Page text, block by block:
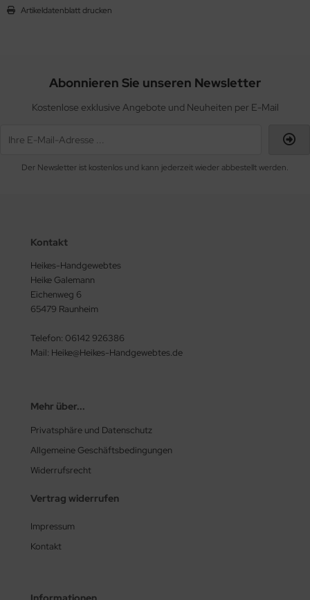
Artikeldatenblatt drucken
Abonnieren Sie unseren Newsletter
Kostenlose exklusive Angebote und Neuheiten per E-Mail
Der Newsletter ist kostenlos und kann jederzeit wieder abbestellt werden.
Kontakt
Heikes-Handgewebtes
Heike Galemann
Eichenweg 6
65479 Raunheim
Telefon: 06142 926386
Mail: Heike@Heikes-Handgewebtes.de
Mehr über...
Privatsphäre und Datenschutz
Allgemeine Geschäftsbedingungen
Widerrufsrecht
Vertrag widerrufen
Impressum
Kontakt